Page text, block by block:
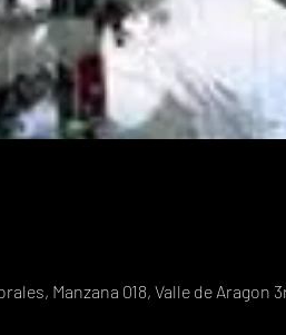
Manzana 018, Valle de Aragon